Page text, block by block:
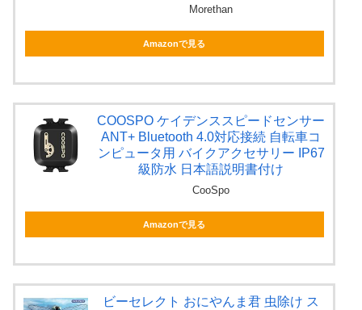
Morethan
Amazonで見る
COOSPO ケイデンススピードセンサー
ANT+ Bluetooth 4.0対応接続 自転車コ
ンピュータ用 バイクアクセサリー IP67
級防水 日本語説明書付け
CooSpo
Amazonで見る
ビーセレクト おにやんま君 虫除け ス